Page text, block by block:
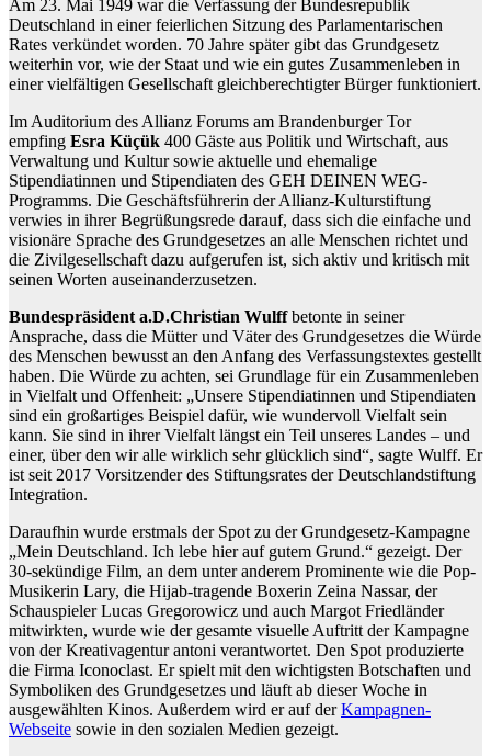
Am 23. Mai 1949 war die Verfassung der Bundesrepublik
Deutschland in einer feierlichen Sitzung des Parlamentarischen
Rates verkündet worden. 70 Jahre später gibt das Grundgesetz
weiterhin vor, wie der Staat und wie ein gutes Zusammenleben in
einer vielfältigen Gesellschaft gleichberechtigter Bürger funktioniert.
Im Auditorium des Allianz Forums am Brandenburger Tor
empfing Esra Küçük 400 Gäste aus Politik und Wirtschaft, aus
Verwaltung und Kultur sowie aktuelle und ehemalige
Stipendiatinnen und Stipendiaten des GEH DEINEN WEG-
Programms. Die Geschäftsführerin der Allianz-Kulturstiftung
verwies in ihrer Begrüßungsrede darauf, dass sich die einfache und
visionäre Sprache des Grundgesetzes an alle Menschen richtet und
die Zivilgesellschaft dazu aufgerufen ist, sich aktiv und kritisch mit
seinen Worten auseinanderzusetzen.
Bundespräsident a.D.Christian Wulffbetonte in seiner
Ansprache, dass die Mütter und Väter des Grundgesetzes die Würde
des Menschen bewusst an den Anfang des Verfassungstextes gestellt
haben. Die Würde zu achten, sei Grundlage für ein Zusammenleben
in Vielfalt und Offenheit: „Unsere Stipendiatinnen und Stipendiaten
sind ein großartiges Beispiel dafür, wie wundervoll Vielfalt sein
kann. Sie sind in ihrer Vielfalt längst ein Teil unseres Landes – und
einer, über den wir alle wirklich sehr glücklich sind“, sagte Wulff. Er
ist seit 2017 Vorsitzender des Stiftungsrates der Deutschlandstiftung
Integration.
Daraufhin wurde erstmals der Spot zu der Grundgesetz-Kampagne
„Mein Deutschland. Ich lebe hier auf gutem Grund.“ gezeigt. Der
30-sekündige Film, an dem unter anderem Prominente wie die Pop-
Musikerin Lary, die Hijab-tragende Boxerin Zeina Nassar, der
Schauspieler Lucas Gregorowicz und auch Margot Friedländer
mitwirkten, wurde wie der gesamte visuelle Auftritt der Kampagne
von der Kreativagentur antoni verantwortet. Den Spot produzierte
die Firma Iconoclast. Er spielt mit den wichtigsten Botschaften und
Symboliken des Grundgesetzes und läuft ab dieser Woche in
ausgewählten Kinos. Außerdem wird er auf derKampagnen-
Webseite sowie in den sozialen Medien gezeigt.